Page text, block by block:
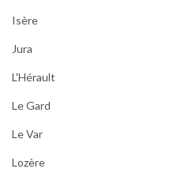
Isère
Jura
L'Hérault
Le Gard
Le Var
Lozère